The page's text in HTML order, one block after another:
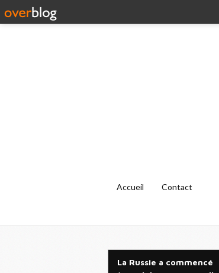
Accueil Contact
La Russie a commencé